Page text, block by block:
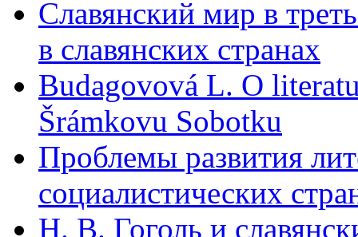
Славянский мир в
в славянских странах
Budagovová L. O
Šrámkovu Sobotku
Проблемы развития
социалистических
Н. В. Гоголь и